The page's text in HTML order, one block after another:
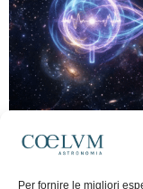
Per fornire le migliori
Marco Lorrai - 15 Giugno
moderna: due particelle